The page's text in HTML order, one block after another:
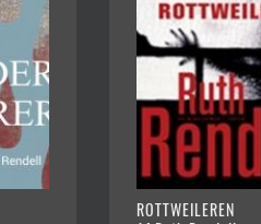
ROTTWEILEREN